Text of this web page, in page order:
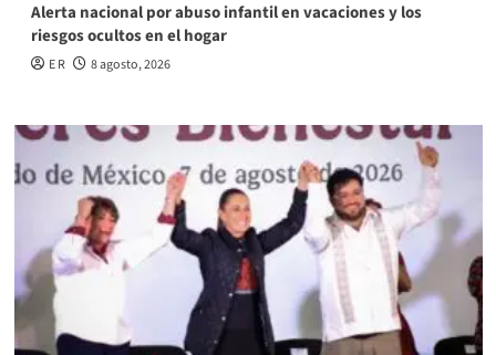
Alerta nacional por abuso infantil en vacaciones y los
riesgos ocultos en el hogar
E R 8 agosto, 2026